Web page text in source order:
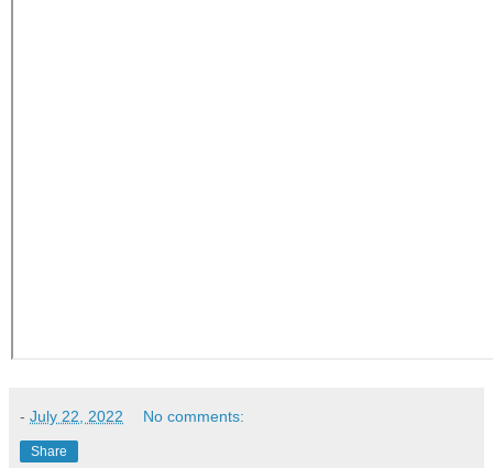
- July 22, 2022 No comments:
Share